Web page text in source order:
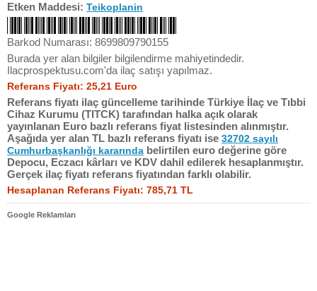
Etken Maddesi: Teikoplanin
Barkod Numarası: 8699809790155
Burada yer alan bilgiler bilgilendirme mahiyetindedir.
Ilacprospektusu.com'da ilaç satışı yapılmaz.
Referans Fiyatı: 25,21 Euro
Referans fiyatı ilaç güncelleme tarihinde Türkiye İlaç ve Tıbbi
Cihaz Kurumu (TITCK) tarafından halka açık olarak
yayınlanan Euro bazlı referans fiyat listesinden alınmıştır.
Aşağıda yer alan TL bazlı referans fiyatı ise 32702 sayılı
Cumhurbaşkanlığı kararında belirtilen euro değerine göre
Depocu, Eczacı kârları ve KDV dahil edilerek hesaplanmıştır.
Gerçek ilaç fiyatı referans fiyatından farklı olabilir.
Hesaplanan Referans Fiyatı: 785,71 TL
Google Reklamları